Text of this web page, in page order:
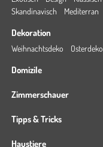
Skandinavisch
Mediterran
Dekoration
Weihnachtsdeko Osterdeko
Domizile
Zimmerschauer
Tipps & Tricks
Haustiere